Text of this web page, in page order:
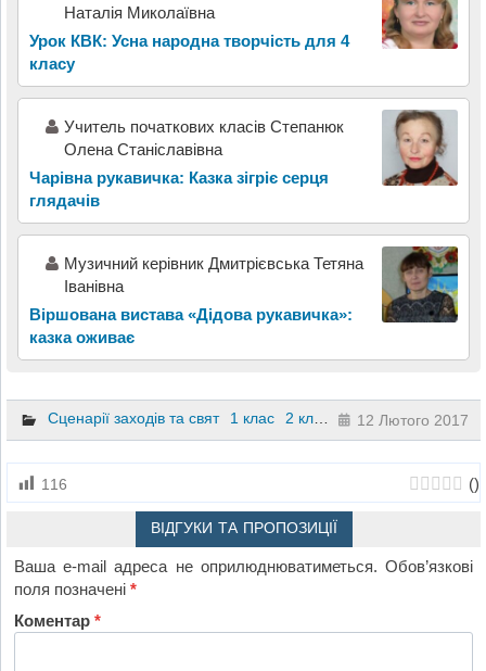
Наталія Миколаївна
Урок КВК: Усна народна творчість для 4
класу
Учитель початкових класів Степанюк
Олена Станіславівна
Чарівна рукавичка: Казка зігріє серця
глядачів
Музичний керівник Дмитрієвська Тетяна
Іванівна
Віршована вистава «Дідова рукавичка»:
казка оживає
Сценарії заходів та свят 1 клас 2 клас 3 клас 4 клас
12 Лютого 2017
116 ()
ВІДГУКИ ТА ПРОПОЗИЦІЇ
Ваша e-mail адреса не оприлюднюватиметься. Обов’язкові
поля позначені*
Коментар*